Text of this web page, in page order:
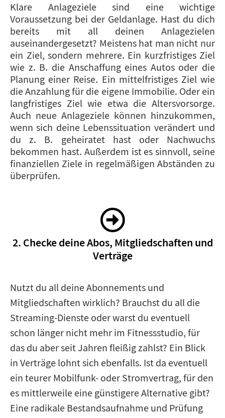
Klare Anlageziele sind eine wichtige
Voraussetzung bei der Geldanlage. Hast du dich
bereits mit all deinen Anlagezielen
auseinandergesetzt? Meistens hat man nicht nur
ein Ziel, sondern mehrere. Ein kurzfristiges Ziel
wie z. B. die Anschaffung eines Autos oder die
Planung einer Reise. Ein mittelfristiges Ziel wie
die Anzahlung für die eigene Immobilie. Oder ein
langfristiges Ziel wie etwa die Altersvorsorge.
Auch neue Anlageziele können hinzukommen,
wenn sich deine Lebenssituation verändert und
du z. B. geheiratet hast oder Nachwuchs
bekommen hast. Außerdem ist es sinnvoll, seine
finanziellen Ziele in regelmäßigen Abständen zu
überprüfen.
2. Checke deine Abos, Mitgliedschaften und
Verträge
Nutzt du all deine Abonnements und
Mitgliedschaften wirklich? Brauchst du all die
Streaming-Dienste oder warst du eventuell
schon länger nicht mehr im Fitnessstudio, für
das du aber seit Jahren fleißig zahlst? Ein Blick
in Verträge lohnt sich ebenfalls. Ist da eventuell
ein teurer Mobilfunk- oder Stromvertrag, für den
es mittlerweile eine günstigere Alternative gibt?
Eine radikale Bestandsaufnahme und Prüfung